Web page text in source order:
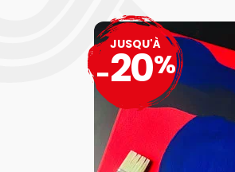
JUSQU'À
-20%